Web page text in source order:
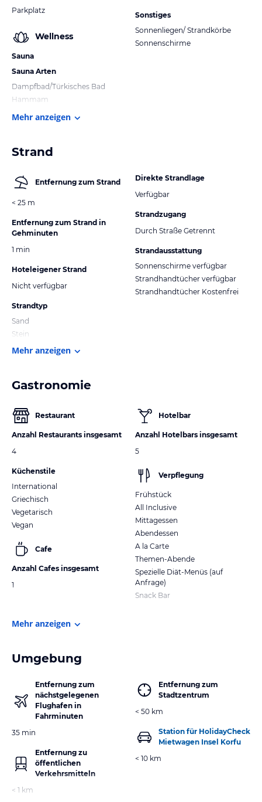
Parkplatz
Wellness
Sauna
Sauna Arten
Dampfbad/Türkisches Bad
Hammam
Sonstiges
Sonnenliegen/ Strandkörbe
Sonnenschirme
Mehr anzeigen
Strand
Entfernung zum Strand
< 25 m
Entfernung zum Strand in
Gehminuten
1 min
Hoteleigener Strand
Nicht verfügbar
Strandtyp
Sand
Stein
Direkte Strandlage
Verfügbar
Strandzugang
Durch Straße Getrennt
Strandausstattung
Sonnenschirme verfügbar
Strandhandtücher verfügbar
Strandhandtücher Kostenfrei
Mehr anzeigen
Gastronomie
Restaurant
Anzahl Restaurants insgesamt
4
Küchenstile
International
Griechisch
Vegetarisch
Vegan
Cafe
Anzahl Cafes insgesamt
1
Hotelbar
Anzahl Hotelbars insgesamt
5
Verpflegung
Frühstück
All Inclusive
Mittagessen
Abendessen
A la Carte
Themen-Abende
Spezielle Diät-Menüs (auf
Anfrage)
Snack Bar
Mehr anzeigen
Umgebung
Entfernung zum
nächstgelegenen
Flughafen in
Fahrminuten
35 min
Entfernung zu
öffentlichen
Verkehrsmitteln
< 1 km
Entfernung zum
Stadtzentrum
< 50 km
Station für HolidayCheck
Mietwagen Insel Korfu
< 10 km